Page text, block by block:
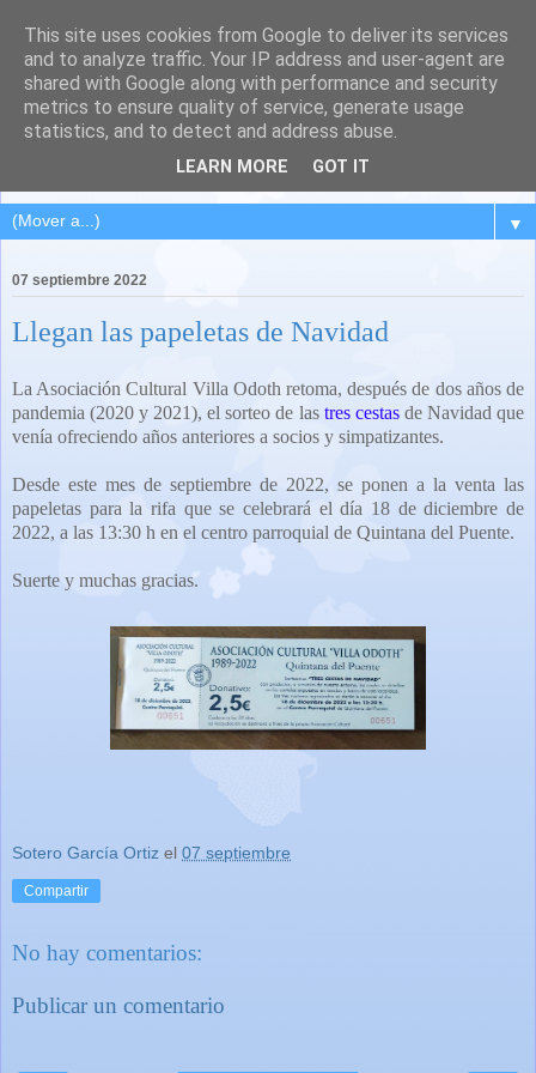
QUINTANA DEL PUENTE
(Palencia)
Pueblo del Cerrato palentino
▼
07 septiembre 2022
Llegan las papeletas de Navidad
La Asociación Cultural Villa Odoth retoma, después de dos años de
pandemia (2020 y 2021), el sorteo de las tres cestasde Navidad que
venía ofreciendo años anteriores a socios y simpatizantes.
Desde este mes de septiembre de 2022, se ponen a la venta las
papeletas para la rifa que se celebrará el día 18 de diciembre de
2022, a las 13:30 h en el centro parroquial de Quintana del Puente.
Suerte y muchas gracias.
Sotero García Ortiz el 07 septiembre
Compartir
No hay comentarios:
Publicar un comentario
This site uses cookies from Google to deliver its services
and to analyze traffic. Your IP address and user-agent are
shared with Google along with performance and security
metrics to ensure quality of service, generate usage
statistics, and to detect and address abuse.
LEARN MORE GOT IT